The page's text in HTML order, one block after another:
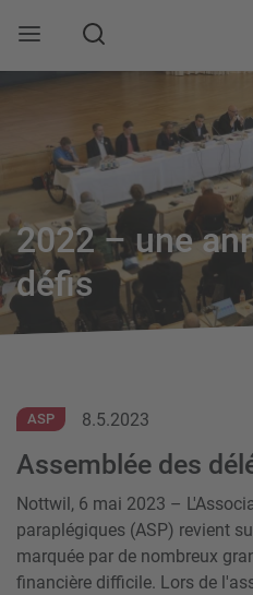
Rechercher
2022 – une
défis
ASP 8.5.2023
Assemblée des
Nottwil, 6 mai 2023 –
paraplégiques (ASP) revient
marquée par de nombreux
financière difficile. Lors de